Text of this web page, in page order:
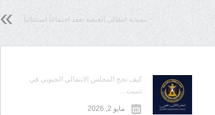
تنفيذية انتقالي الغيضة تعقد اجتماعاً استثنائياً
كيف نجح المجلس الانتقالي الجنوبي في
تثبيت ...
مايو 2, 2026